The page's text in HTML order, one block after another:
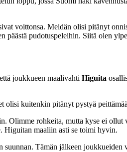
voittonsa. Meidän olisi pitänyt
päästä pudotuspeleihin. Siitä olen
joukkueen maalivahti Higuita
olisi kuitenkin pitänyt pystyä
Olimme rohkeita, mutta kyse ei
Higuitan maaliin asti se toimi hyvin.
Tämän jälkeen joukkueiden